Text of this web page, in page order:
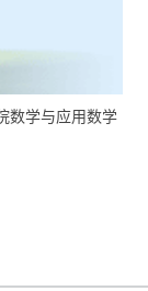
数学与应用数学